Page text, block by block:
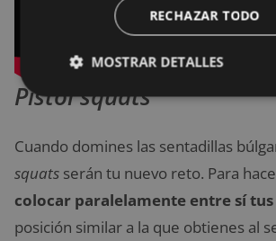
Pistol squats
Cuando domines las sentadillas
squats serán tu nuevo reto. Para
colocar paralelamente entre sí tus
posición similar a la que obtienes al
RECHAZAR TODO
MOSTRAR DETALLES